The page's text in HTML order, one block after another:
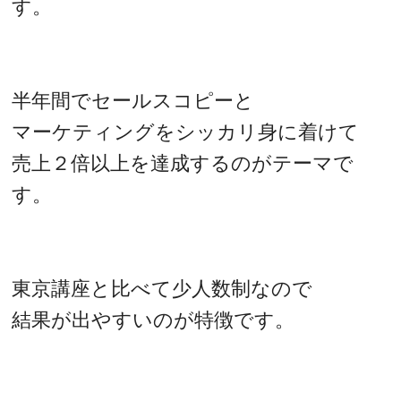
す。
半年間でセールスコピーと
マーケティングをシッカリ身に着けて
売上２倍以上を達成するのがテーマで
す。
東京講座と比べて少人数制なので
結果が出やすいのが特徴です。